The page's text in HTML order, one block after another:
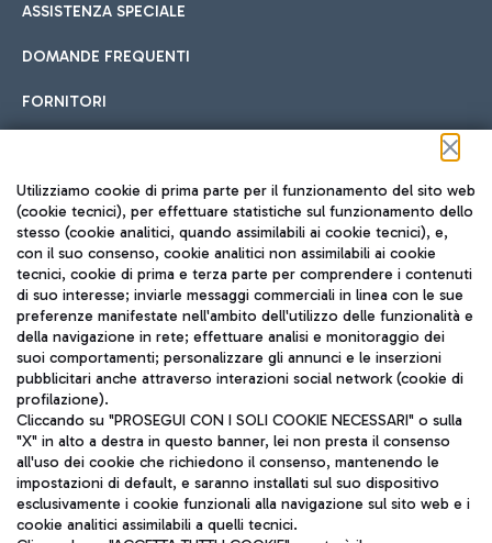
ASSISTENZA SPECIALE
DOMANDE FREQUENTI
FORNITORI
Seguici sui social
TRAVEL JOURNAL
ITA
Aeroporti di Roma S.p.A. - Società soggetta a direzione e
Utilizziamo cookie di prima parte per il funzionamento del sito web
(cookie tecnici), per effettuare statistiche sul funzionamento dello
stesso (cookie analitici, quando assimilabili ai cookie tecnici), e,
con il suo consenso, cookie analitici non assimilabili ai cookie
tecnici, cookie di prima e terza parte per comprendere i contenuti
di suo interesse; inviarle messaggi commerciali in linea con le sue
preferenze manifestate nell'ambito dell'utilizzo delle funzionalità e
della navigazione in rete; effettuare analisi e monitoraggio dei
suoi comportamenti; personalizzare gli annunci e le inserzioni
pubblicitari anche attraverso interazioni social network (cookie di
profilazione).
Cliccando su "PROSEGUI CON I SOLI COOKIE NECESSARI" o sulla
"X" in alto a destra in questo banner, lei non presta il consenso
all'uso dei cookie che richiedono il consenso, mantenendo le
impostazioni di default, e saranno installati sul suo dispositivo
esclusivamente i cookie funzionali alla navigazione sul sito web e i
cookie analitici assimilabili a quelli tecnici.